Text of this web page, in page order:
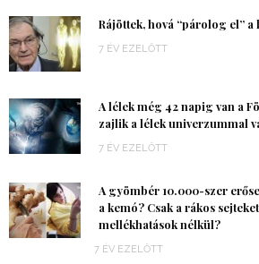
Rájöttek, hová “párolog el”
7 ÉV EZELŐTT
A lélek még 42 napig van a
zajlik a lélek univerzummal
7 ÉV EZELŐTT
A gyömbér 10.000-szer
a kemó? Csak a rákos
mellékhatások nélkül?
7 ÉV EZELŐTT